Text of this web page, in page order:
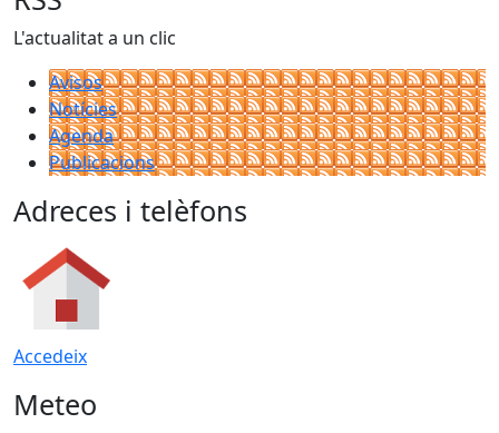
L'actualitat a un clic
Avisos
Notícies
Agenda
Publicacions
Adreces i telèfons
Accedeix
Meteo